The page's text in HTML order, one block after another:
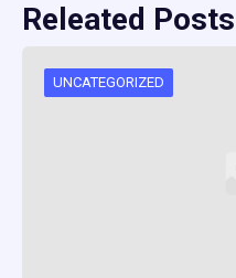
Releated Posts
UNCATEGORIZED